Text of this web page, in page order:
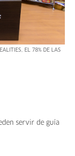
EL 78% DE LAS
servir de guía